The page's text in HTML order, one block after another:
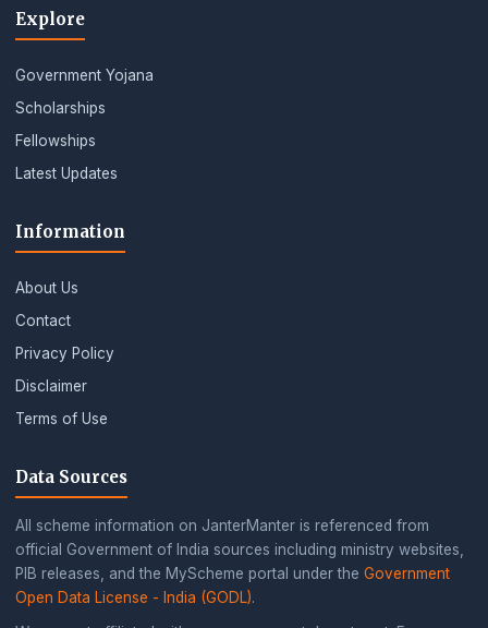
Explore
Government Yojana
Scholarships
Fellowships
Latest Updates
Information
About Us
Contact
Privacy Policy
Disclaimer
Terms of Use
Data Sources
All scheme information on JanterManter is referenced from
official Government of India sources including ministry websites,
PIB releases, and the MyScheme portal under the Government
Open Data License - India (GODL).